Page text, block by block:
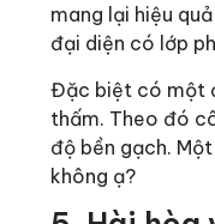
mang lại hiệu
đại diện có lớp
Đặc biệt có một
thấm. Theo đó
độ bền gạch.
không ạ?